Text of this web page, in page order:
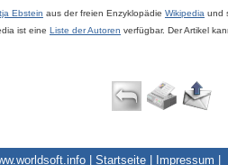
Ebstein aus der freien Enzyklopädie Wikipediaund
ist eine Liste der Autoren verfügbar. Der Artikel
| Startseite| Impressum